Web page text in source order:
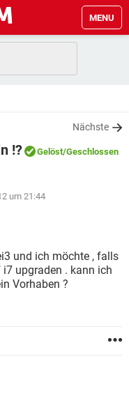
MENU
Nächste
!? Gelöst/Geschlossen
um 21:44
und ich möchte , falls
upgraden . kann ich
Vorhaben ?